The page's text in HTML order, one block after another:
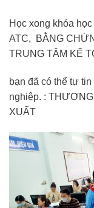
Học xong khóa
ATC, BẰNG
TRUNG TÂM KẾ
bạn đã có thể tự
nghiệp. :
XUẤT